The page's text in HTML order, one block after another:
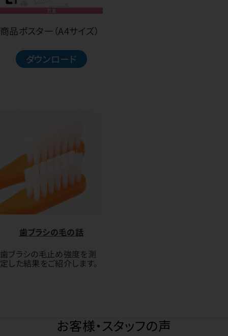
商品ポスター（A4サイズ）
ダウンロード
歯ブラシの毛の話
歯ブラシの毛止め強度を測
定した結果をご紹介します。
お客様・スタッフの声